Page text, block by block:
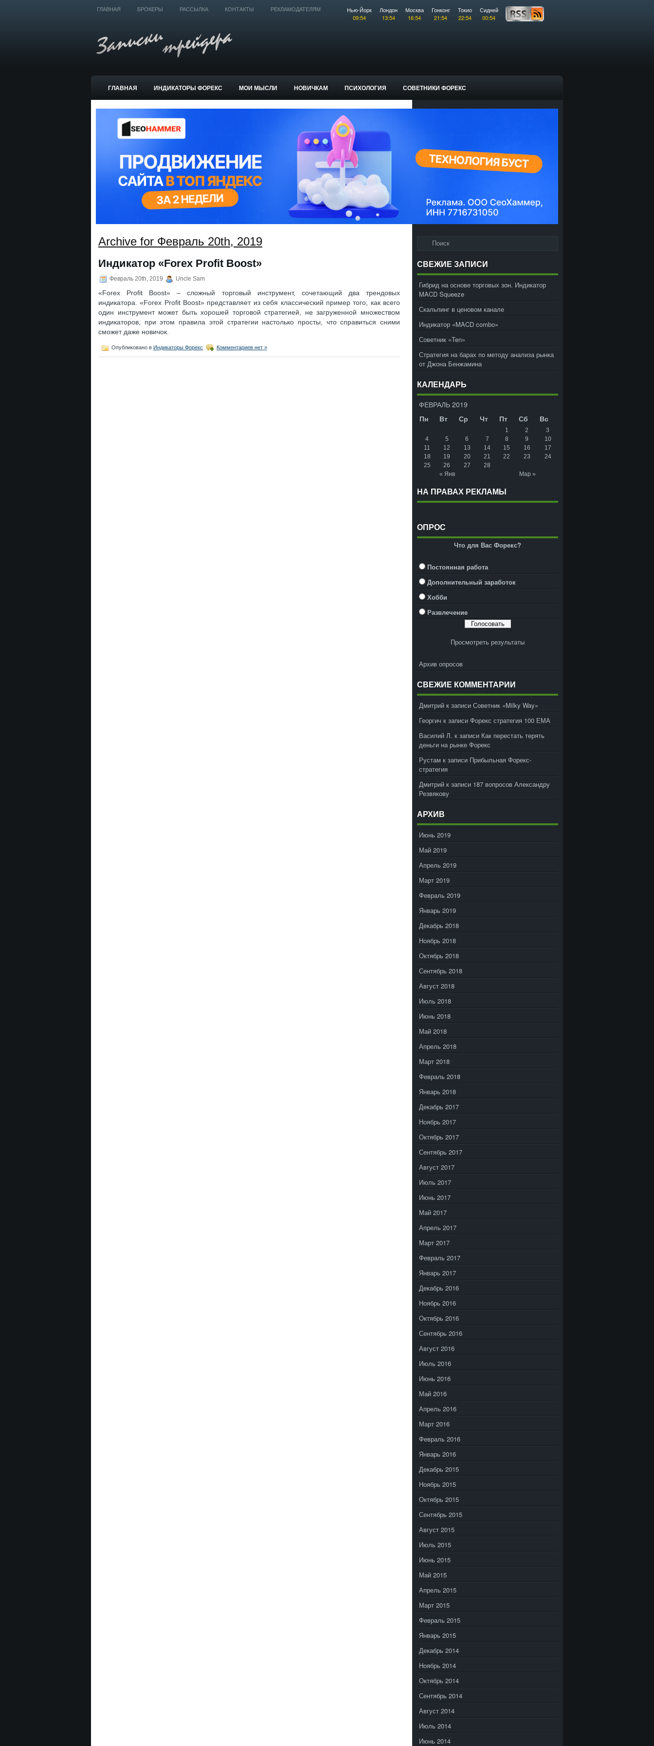
ГЛАВНАЯ БРОКЕРЫ РАССЫЛКА КОНТАКТЫ РЕКЛАМОДАТЕЛЯМ
Нью-Йорк
09:54
Лондон
13:54
Москва
16:54
Гонконг
21:54
Токио
22:54
Сидней
00:54
ГЛАВНАЯ ИНДИКАТОРЫ ФОРЕКС МОИ МЫСЛИ НОВИЧКАМ ПСИХОЛОГИЯ
СОВЕТНИКИ ФОРЕКС
ТОРГОВЫЕ СИСТЕМЫ
Archive for Февраль 20th, 2019
Индикатор «Forex Profit Boost»
Февраль 20th, 2019 Uncle Sam
«Forex Profit Boost» – сложный торговый инструмент, сочетающий два трендовых
индикатора. «Forex Profit Boost» представляет из себя классический пример того, как всего
один инструмент может быть хорошей торговой стратегией, не загруженной множеством
индикаторов, при этом правила этой стратегии настолько просты, что справиться сними
сможет даже новичок.
Опубликовано в Индикаторы Форекс Комментариев нет »
СВЕЖИЕ ЗАПИСИ
Гибрид на основе торговых зон. Индикатор
MACD Squeeze
Скальпинг в ценовом канале
Индикатор «MACD combo»
Советник «Ten»
Стратегия на барах по методу анализа рынка
от Джона Бенжамина
КАЛЕНДАРЬ
ФЕВРАЛЬ 2019
Пн
Вт Ср Чт Пт Сб Вс
« Янв Мар »
1 2
3
4
5 6 7 8 9
10
11
12 13 14 15 16
17
18
19 20 21 22 23
24
25
26 27 28
НА ПРАВАХ РЕКЛАМЫ
ОПРОС
Что для Вас Форекс?
Постоянная работа
Дополнительный заработок
Хобби
Развлечение
Просмотреть результаты
Архив опросов
СВЕЖИЕ КОММЕНТАРИИ
Дмитрий к записи Советник «Milky Way»
Георгич к записи Форекс стратегия 100 ЕМА
Василий Л. к записи Как перестать терять
деньги на рынке Форекс
Рустам к записи Прибыльная Форекс-
стратегия
Дмитрий к записи 187 вопросов Александру
Резвякову
АРХИВ
Июнь 2019
Май 2019
Апрель 2019
Март 2019
Февраль 2019
Январь 2019
Декабрь 2018
Ноябрь 2018
Октябрь 2018
Сентябрь 2018
Август 2018
Июль 2018
Июнь 2018
Май 2018
Апрель 2018
Март 2018
Февраль 2018
Январь 2018
Декабрь 2017
Ноябрь 2017
Октябрь 2017
Сентябрь 2017
Август 2017
Июль 2017
Июнь 2017
Май 2017
Апрель 2017
Март 2017
Февраль 2017
Январь 2017
Декабрь 2016
Ноябрь 2016
Октябрь 2016
Сентябрь 2016
Август 2016
Июль 2016
Июнь 2016
Май 2016
Апрель 2016
Март 2016
Февраль 2016
Январь 2016
Декабрь 2015
Ноябрь 2015
Октябрь 2015
Сентябрь 2015
Август 2015
Июль 2015
Июнь 2015
Май 2015
Апрель 2015
Март 2015
Февраль 2015
Январь 2015
Декабрь 2014
Ноябрь 2014
Октябрь 2014
Сентябрь 2014
Август 2014
Июль 2014
Июнь 2014